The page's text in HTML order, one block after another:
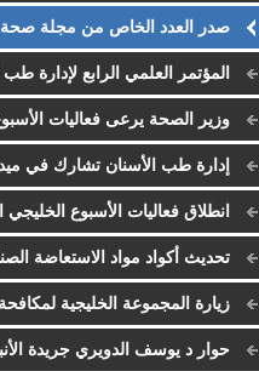
صدر العدد الخاص من مجلة صحة
25 المؤتمر العلمي الرابع لإدارة طب
وزير الصحة يرعى فعاليات
الموحد السادس في محافظة العاصمة
إدارة طب الأسنان تشارك في
انطلاق فعاليات الأسبوع الخليجي
السادس لتعزيز صحة الفم
تحديث أكواد مواد الاستعاضة
زيارة المجموعة الخليجية
لمنطقة الحديدة باليمن
حوار د يوسف الدويري جريدة